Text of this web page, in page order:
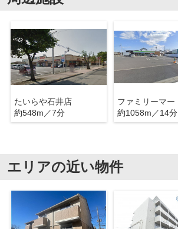
たいらや石井店
約548m／7分
約1058m／14分
エリアの近い物件